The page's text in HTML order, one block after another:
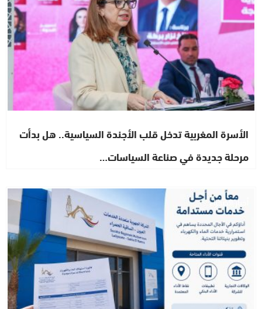
الأسرة المغربية تدخل قلب الأجندة السياسية.. هل بدأت
مرحلة جديدة في صناعة السياسات…
أخبار الصحراء